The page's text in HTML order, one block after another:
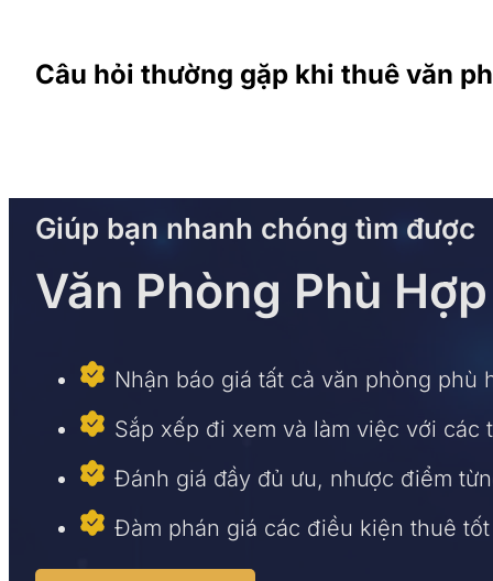
Câu hỏi thường gặp khi thuê văn
Giúp bạn nhanh chóng tìm được
Văn Phòng Phù Hợp
Nhận báo giá tất cả văn phòng phù
Sắp xếp đi xem và làm việc với các
Đánh giá đầy đủ ưu, nhược điểm
Đàm phán giá các điều kiện thuê